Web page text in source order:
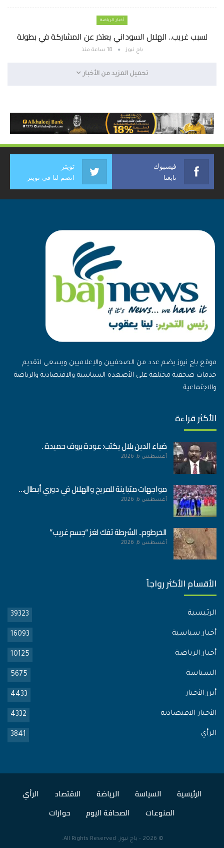
أخبار الرياضة
لسبب غريب.. الهلال السوداني يعتذر عن المشاركة في بطولة
باج نيوز 18 ساعة منذ
تحميل المزيد من الأخبار
فيسبوك
تابعنا
تويتر
انضم لنا في تويتر
موقع باج نيوز يضم عدد من الصحفيين والإعلاميين ويسعى لتقديم
خدمات صحفية مختلفة على الأصعدة السياسية والاقتصادية والرياضة
والاجتماعية
الأكثر قراءة
ضياء الدين بلال يكتب: عودة بروف حميدة .
أغسطس 6, 2026
مواجهات متباينة للمريخ والهلال في دوري أبطال…
أغسطس 6, 2026
الخرطوم.. الشرطة تفك لغز “جسم غريب”
أغسطس 6, 2026
الأقسام الأكثر رواجاً
الرئيسية 39323
أخبار سياسية 16093
أخبار الرياضة 10125
السياسة 5675
أبرز الأخبار 4433
الأخبار الاقتصادية 4332
الرأي 3841
الرئيسية السياسة الرياضة الاقتصاد
الرأي
المنوعات
الصحافة اليوم حوارات
© 2026 - باج نيوز. All Rights Reserved.